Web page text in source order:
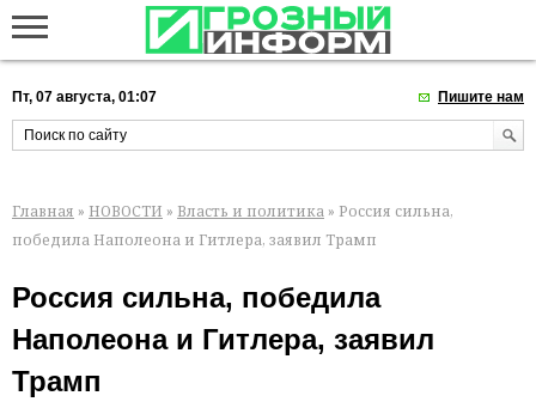
Пт, 07 августа, 01:07 Пишите нам
Главная » НОВОСТИ » Власть и политика » Россия сильна,
победила Наполеона и Гитлера, заявил Трамп
Россия сильна, победила
Наполеона и Гитлера, заявил
Трамп